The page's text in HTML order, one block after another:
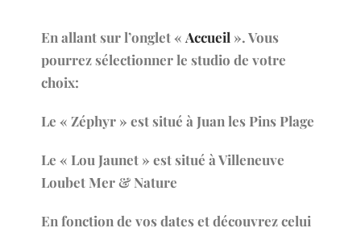
En allant sur l’onglet « Accueil ». Vous
pourrez sélectionner le studio de votre
choix:
Le « Zéphyr » est situé à Juan les Pins Plage
Le « Lou Jaunet » est situé à Villeneuve
Loubet Mer & Nature
En fonction de vos dates et découvrez celui